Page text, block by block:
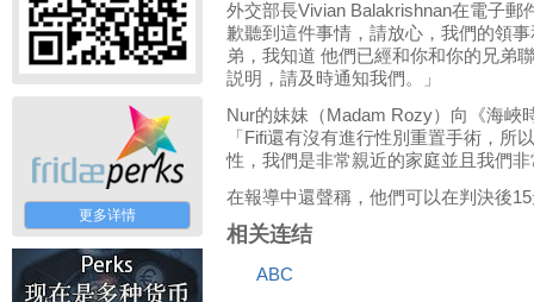
更多详情
外交部長Vivian Balakrishnan在電子郵
歉聽到這件事情，請放心，我們的領
弟，我知道 他們已經和你和你的兄弟
説明，請及時通知我們。」
Nur的妹妹（Madam Rozy）向《海峽
「Fifi還有沒有進行性別重置手術，所
性，我們是非常親近的家庭並且我們
在報導中還聲稱，他們可以在判決後
相关连结
ABC